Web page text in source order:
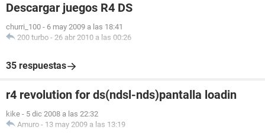
Descargar juegos R4 DS
churri_100 - 6 may 2009 a las 18:41
200 turbo - 26 abr 2010 a las 00:26
35 respuestas
r4 revolution for ds(ndsl-nds)pantalla loadin
kike - 5 dic 2008 a las 22:32
Amuro - 13 may 2009 a las 13:19